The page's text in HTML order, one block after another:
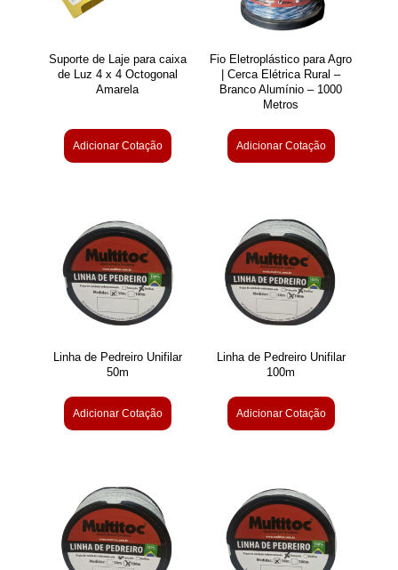
Suporte de Laje para caixa
de Luz 4 x 4 Octogonal
Amarela
Adicionar Cotação
Fio Eletroplástico para Agro
| Cerca Elétrica Rural –
Branco Alumínio – 1000
Metros
Adicionar Cotação
Linha de Pedreiro Unifilar
50m
Adicionar Cotação
Linha de Pedreiro Unifilar
100m
Adicionar Cotação